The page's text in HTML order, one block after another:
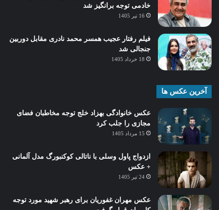
خادمی توجه برانگیز شد
16 تیر 1405
فیلم رفتار عجیب همسر محمد نادری مقابل دوربین
جنجالی شد
18 خرداد 1405
آخرین عکس ها
عکس خانوادگی بهزاد خلج توجه مخاطبان فضای
مجازی را جلب کرد
15 مرداد 1405
ازدواج پاول وسلی با ناتالی کوکنبورگ مدل آلمانی
+ عکس
24 تیر 1405
عکس مهران غفوریان برای رهبر شهید مورد توجه